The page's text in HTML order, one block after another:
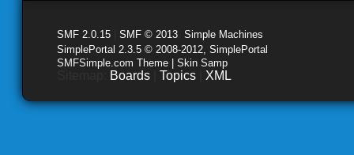
SMF 2.0.15 SMF © 2013 Simple Machines
SimplePortal 2.3.5 © 2008-2012, SimplePortal
SMFSimple.com Theme | Skin Samp
Boards Topics XML